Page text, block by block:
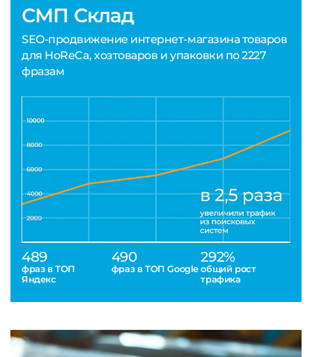
СМП Склад
SEO-продвижение интернет-магазина товаров
для HoReCa, хозтоваров и упаковки по 2227
фразам
489
фраз в ТОП
Яндекс
490
фраз в ТОП Google
292%
общий рост
трафика